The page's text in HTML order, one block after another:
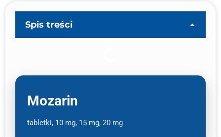
Spis treści
Mozarin
tabletki, 10 mg, 15 mg, 20 mg